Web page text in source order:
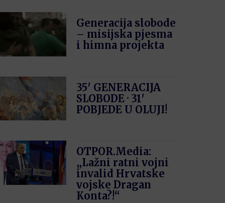
Generacija slobode
– misijska pjesma
i himna projekta
35′ GENERACIJA
SLOBODE · 31′
POBJEDE U OLUJI!
OTPOR.Media:
„Lažni ratni vojni
invalid Hrvatske
vojske Dragan
Konta?!“